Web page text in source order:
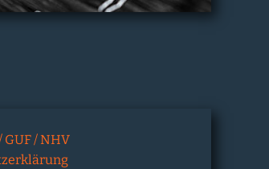
GUF / NHV